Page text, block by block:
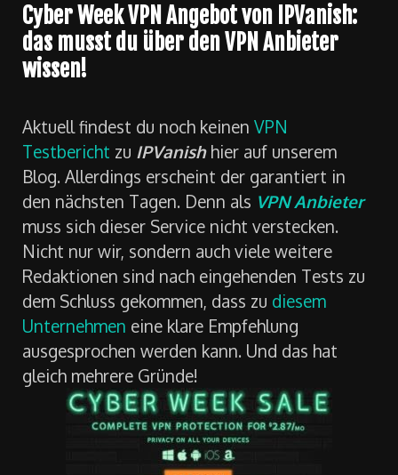
Cyber Week VPN Angebot von IPVanish:
das musst du über den VPN Anbieter
wissen!
Aktuell findest du noch keinen VPN
Testbericht zu IPVanishhier auf unserem
Blog. Allerdings erscheint der garantiert in
den nächsten Tagen. Denn als VPN Anbieter
muss sich dieser Service nicht verstecken.
Nicht nur wir, sondern auch viele weitere
Redaktionen sind nach eingehenden Tests zu
dem Schluss gekommen, dass zu diesem
Unternehmen eine klare Empfehlung
ausgesprochen werden kann. Und das hat
gleich mehrere Gründe!